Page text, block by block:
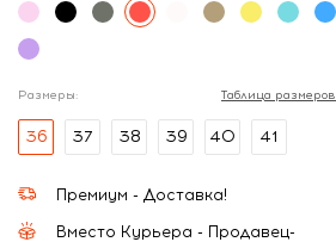
Размеры: Таблица размеров
36 37 38 39 40 41
Премиум - Доставка!
Вместо Курьера - Продавец-